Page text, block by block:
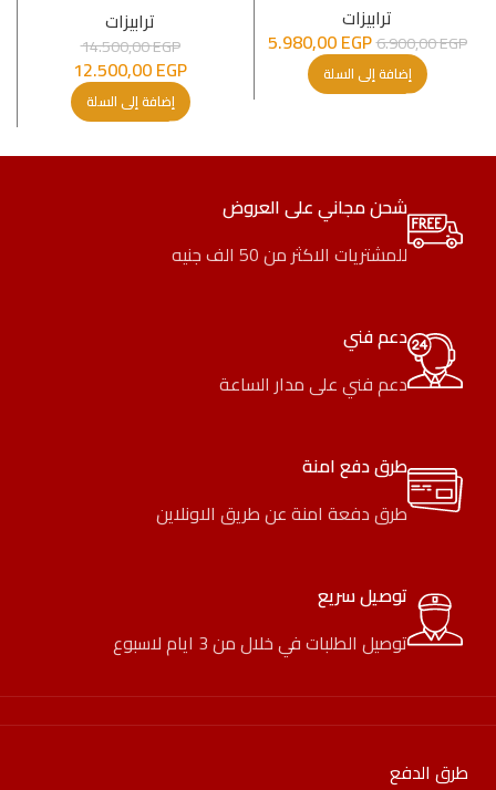
ترابیزات
6.900,00EGP
5.980,00EGP
إضافة إلى السلة
ترابیزات
14.500,00EGP
12.500,00EGP
إضافة إلى السلة
شحن مجاني على العروض
للمشتريات الاكثر من 50 الف جنيه
دعم فني
دعم فني على مدار الساعة
طرق دفع امنة
طرق دفعة امنة عن طريق الاونلاين
توصيل سريع
توصيل الطلبات في خلال من 3 ايام لاسبوع
طرق الدفع